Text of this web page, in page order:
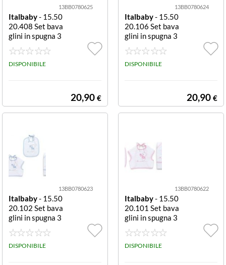
13BB0780625
Italbaby- 15.50
20.408 Set bava
glini in spugna 3
pezzi Grigio Set
bavaglini Italba
by 15 5020 408
DISPONIBILE
20,90 €
13BB0780624
Italbaby- 15.50
20.106 Set bava
glini in spugna 3
pezzi Avorio Set
bavaglini Italba
by 15 5020 106
DISPONIBILE
20,90 €
13BB0780623
Italbaby- 15.50
20.102 Set bava
glini in spugna 3
pezzi Azzurro Se
t bavaglini Italb
aby 15 5020 10
DISPONIBILE
13BB0780622
Italbaby- 15.50
20.101 Set bava
glini in spugna 3
pezzi Rosa Set b
avaglini Italbab
y 15 5020 101
DISPONIBILE